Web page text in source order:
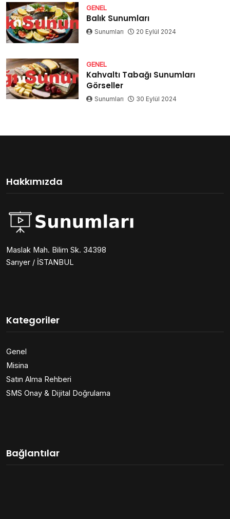
GENEL
Balık Sunumları
Sunumları 20 Eylül 2024
GENEL
Kahvaltı Tabağı Sunumları
Görseller
Sunumları 30 Eylül 2024
Hakkımızda
Maslak Mah. Bilim Sk. 34398
Sarıyer / İSTANBUL
Kategoriler
Genel
Misina
Satın Alma Rehberi
SMS Onay & Dijital Doğrulama
Bağlantılar